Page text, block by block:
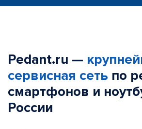
Pedant.ru —
сервисная сеть по
смартфонов и
России